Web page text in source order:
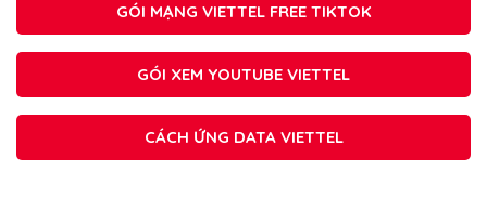
GÓI MẠNG VIETTEL FREE TIKTOK
GÓI XEM YOUTUBE VIETTEL
CÁCH ỨNG DATA VIETTEL